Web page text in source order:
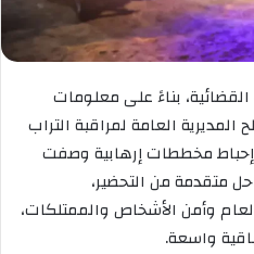
بناءً على معلومات
العامة لمراقبة التراب
إحباط مخططات إرهابية وصفت
متقدمة من التحضير،
وأمن الأشخاص والممتلكات،
واسعة.